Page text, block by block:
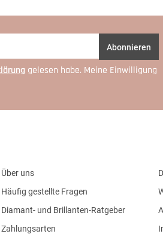
Abonnieren
gelesen habe. Meine Einwilligung
Über uns
Häufig gestellte Fragen
Diamant- und Brillanten-Ratgeber
Zahlungsarten